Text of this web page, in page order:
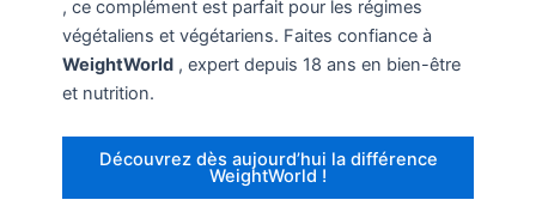
, ce complément est parfait pour les régimes
végétaliens et végétariens. Faites confiance à
WeightWorld, expert depuis 18 ans en bien-être
et nutrition.
Découvrez dès aujourd’hui la différence
WeightWorld !